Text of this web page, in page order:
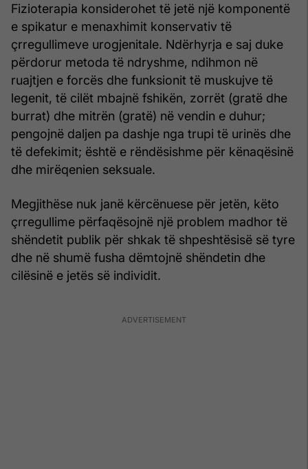
Fizioterapia konsiderohet të jetë një komponentë
e spikatur e menaxhimit konservativ të
çrregullimeve urogjenitale. Ndërhyrja e saj duke
përdorur metoda të ndryshme, ndihmon në
ruajtjen e forcës dhe funksionit të muskujve të
legenit, të cilët mbajnë fshikën, zorrët (gratë dhe
burrat) dhe mitrën (gratë) në vendin e duhur;
pengojnë daljen pa dashje nga trupi të urinës dhe
të defekimit; është e rëndësishme për kënaqësinë
dhe mirëqenien seksuale.
Megjithëse nuk janë kërcënuese për jetën, këto
çrregullime përfaqësojnë një problem madhor të
shëndetit publik për shkak të shpeshtësisë së tyre
dhe në shumë fusha dëmtojnë shëndetin dhe
cilësinë e jetës së individit.